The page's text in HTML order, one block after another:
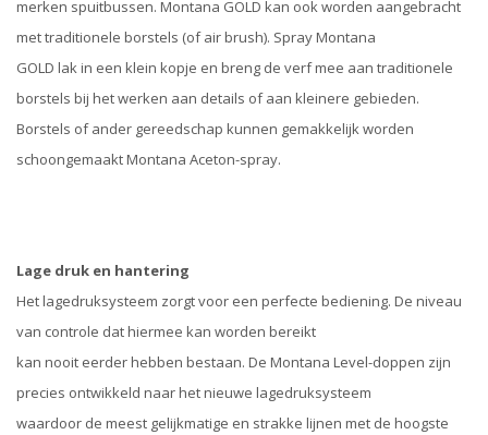
merken spuitbussen. Montana GOLD kan ook worden aangebracht
met traditionele borstels (of air brush). Spray Montana
GOLD lak in een klein kopje en breng de verf mee aan traditionele
borstels bij het werken aan details of aan kleinere gebieden.
Borstels of ander gereedschap kunnen gemakkelijk worden
schoongemaakt Montana Aceton-spray.
Lage druk en hantering
Het lagedruksysteem zorgt voor een perfecte bediening. De niveau
van controle dat hiermee kan worden bereikt
kan nooit eerder hebben bestaan. De Montana Level-doppen zijn
precies ontwikkeld naar het nieuwe lagedruksysteem
waardoor de meest gelijkmatige en strakke lijnen met de hoogste